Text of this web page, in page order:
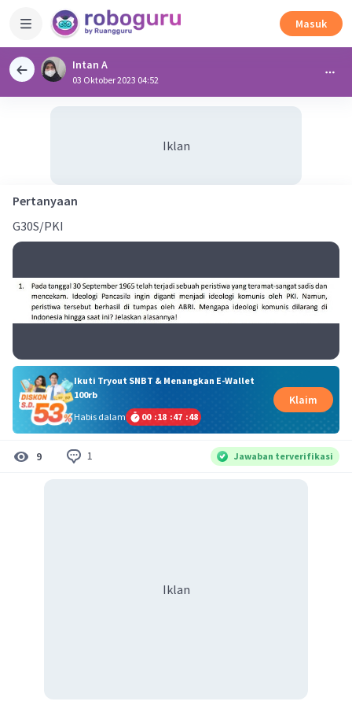
Masuk
Intan A
03 Oktober 2023 04:52
Iklan
Pertanyaan
G30S/PKI
Ikuti Tryout SNBT & Menangkan E-Wallet
100rb
Habis dalam
00 :18 :47 :48
Klaim
9 1 Jawaban terverifikasi
Iklan